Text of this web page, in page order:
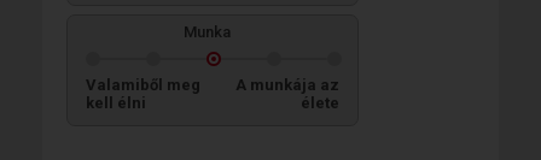
Munka
Valamiből meg
kell élni
A munkája az
élete